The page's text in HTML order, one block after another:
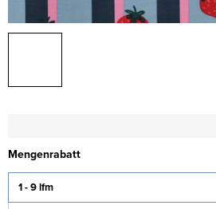
Mengenrabatt
1 - 9 lfm